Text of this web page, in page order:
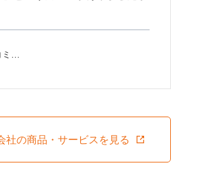
ミ…
社の商品・サービスを見る